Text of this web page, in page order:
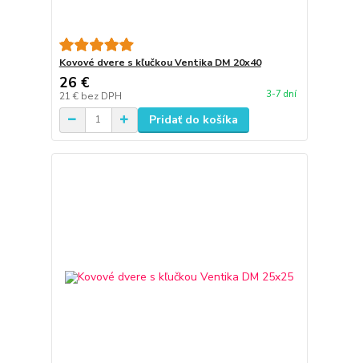
Kovové dvere s kľučkou Ventika DM 20x40
26 €
21 € bez DPH 3-7 dní
Pridať do košíka